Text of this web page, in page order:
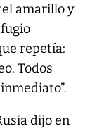
amarillo y
repetía:
Todos
dijo en